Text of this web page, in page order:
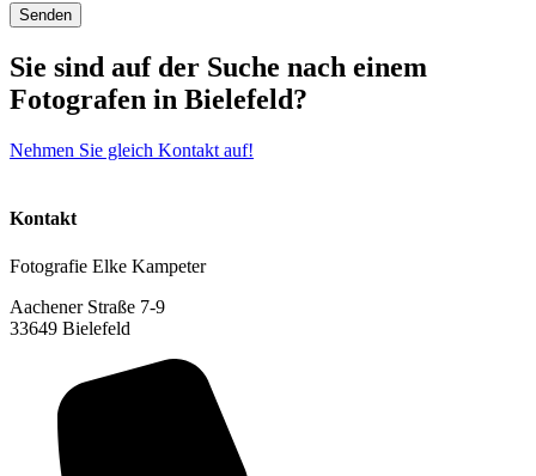
Senden
Sie sind auf der Suche nach einem
Fotografen in Bielefeld?
Nehmen Sie gleich Kontakt auf!
Kontakt
Fotografie Elke Kampeter
Aachener Straße 7-9
33649 Bielefeld